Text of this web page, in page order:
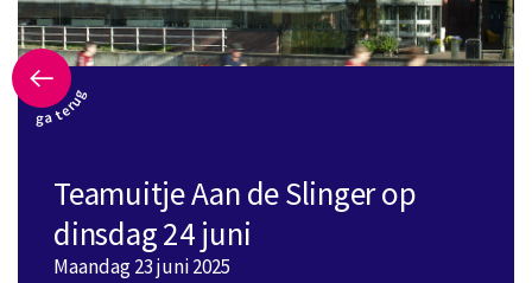
ga terug
Teamuitje Aan de Slinger op
dinsdag 24 juni
Maandag 23 juni 2025